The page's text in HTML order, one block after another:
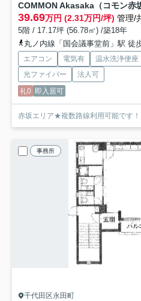
COMMON Akasaka（コモン赤
39.69万円 (2.31万円/坪) 管理/
5階 / 17.17坪 (56.78㎡) /築18年
丸ノ内線「国会議事堂前」駅 徒
エアコン 電気有 温水洗浄便座
光ファイバー
法人可
礼0 即入居可
赤坂エリア★複数路線利用可能です！
事務所
千代田区永田町